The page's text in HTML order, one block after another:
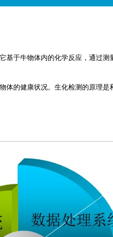
基于牛物体内的化学反应，通过测
体的健康状况。生化检测的原理是